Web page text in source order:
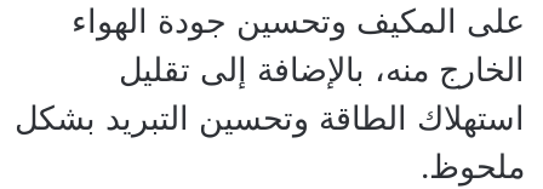
على المكيف وتحسين جودة الهواء
الخارج منه، بالإضافة إلى تقليل
استهلاك الطاقة وتحسين التبريد بشكل
ملحوظ.